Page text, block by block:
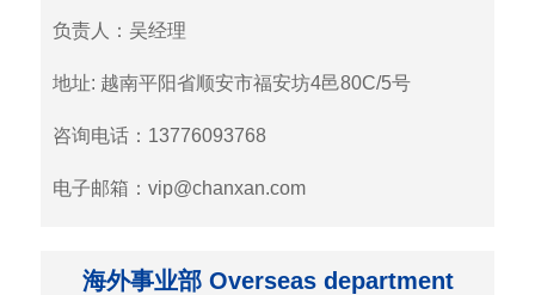
负责人：吴经理
地址: 越南平阳省顺安市福安坊4邑80C/5号
咨询电话：13776093768
电子邮箱：vip@chanxan.com
海外事业部 Overseas department